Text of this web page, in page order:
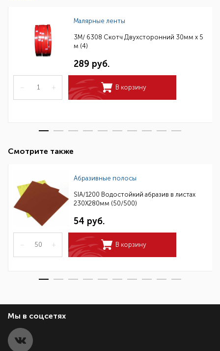
Малярные ленты
3M/ 6308 Скотч Двухсторонний 30мм х 5
м (4)
289 руб.
– + В корзину
Смотрите также
Абразивные полосы
SIA/1200 Водостойкий абразив в листах
230Х280мм (50/500)
54 руб.
– + В корзину
Мы в соцсетях